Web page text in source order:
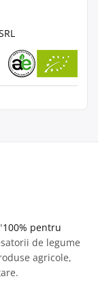
100% pentru
de legume
agricole,